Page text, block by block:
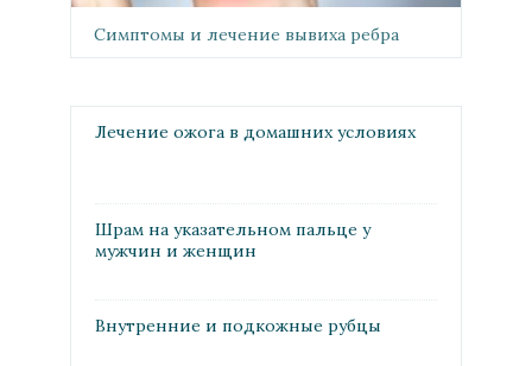
Симптомы и лечение вывиха ребра
Лечение ожога в домашних условиях
Шрам на указательном пальце у
мужчин и женщин
Внутренние и подкожные рубцы